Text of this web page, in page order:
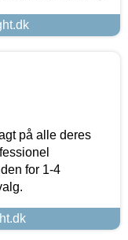
på alle deres
for 1-4